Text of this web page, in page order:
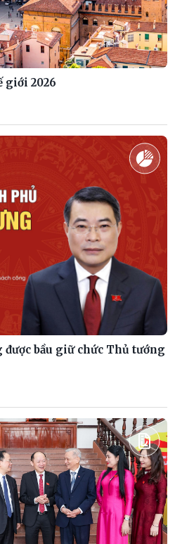
giới 2026
bầu giữ chức Thủ tướng